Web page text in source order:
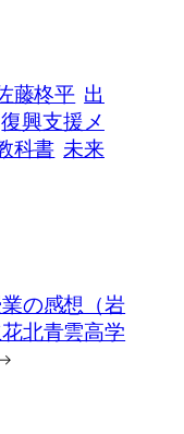
藤柊平 出
復興支援メ
科書 未来
の感想（岩
北青雲高学